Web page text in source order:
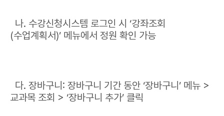
나. 수강신청시스템 로그인 시 ‘강좌조회
(수업계획서)’ 메뉴에서 정원 확인 가능
다. 장바구니: 장바구니 기간 동안 ‘장바구니’ 메뉴 >
교과목 조회 > ‘장바구니 추가’ 클릭